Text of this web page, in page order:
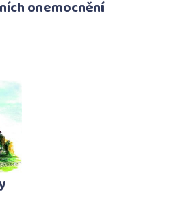
onemocnění